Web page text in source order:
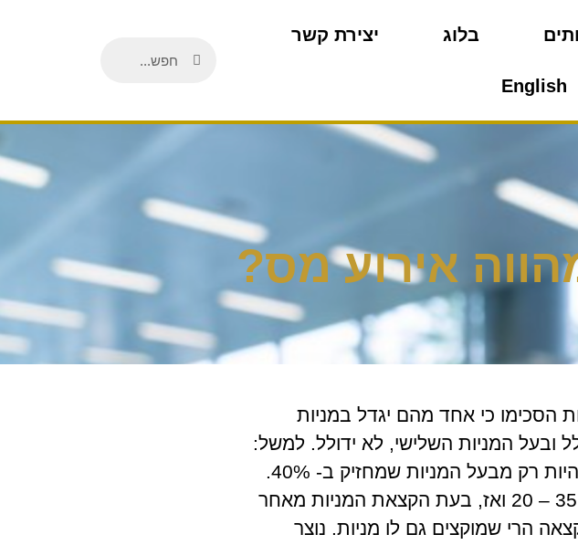
בלוג יצירת קשר
English
אירוע מס?
הסכימו כי אחד מהם יגדל במניות
המניות השלישי, לא ידולל. למשל:
במידה והחלוקה הייתה 40 – 30- 20 והדילול אמור להיות רק מבעל המניות שמחזיק ב- 40%.
כך שלאחר ההקצאה המצב החדש צריך להיות 35 – 35 – 20 ואז, בעת הקצאת המניות מאחר
יוותר 20% גם לאחר ההקצאה הרי שמוקצים גם לו מניות. נוצר